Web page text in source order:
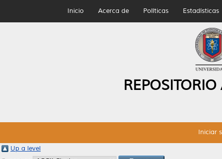
Inicio Acerca de Políticas Estadísticas
Iniciar
Up a level